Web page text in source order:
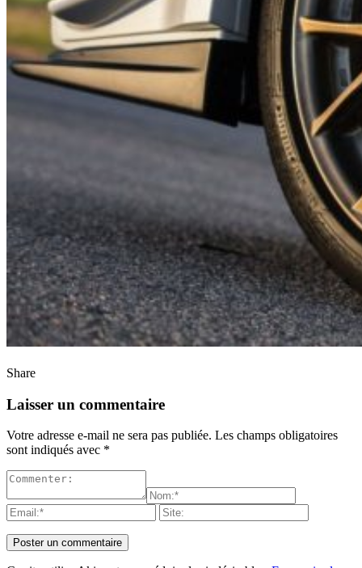
Share
Laisser un commentaire
Votre adresse e-mail ne sera pas publiée. Les champs obligatoires
sont indiqués avec *